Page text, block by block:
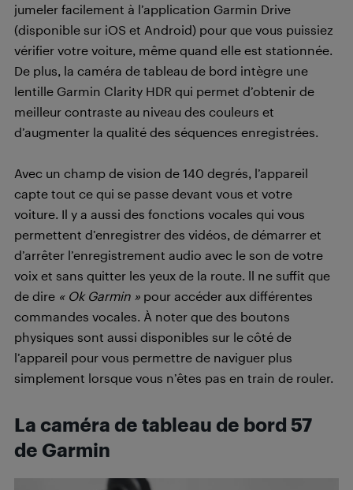
jumeler facilement à l’application Garmin Drive
(disponible sur iOS et Android) pour que vous puissiez
vérifier votre voiture, même quand elle est stationnée.
De plus, la caméra de tableau de bord intègre une
lentille Garmin Clarity HDR qui permet d’obtenir de
meilleur contraste au niveau des couleurs et
d’augmenter la qualité des séquences enregistrées.
Avec un champ de vision de 140 degrés, l’appareil
capte tout ce qui se passe devant vous et votre
voiture. Il y a aussi des fonctions vocales qui vous
permettent d’enregistrer des vidéos, de démarrer et
d’arrêter l’enregistrement audio avec le son de votre
voix et sans quitter les yeux de la route. ll ne suffit que
de dire « Ok Garmin » pour accéder aux différentes
commandes vocales. À noter que des boutons
physiques sont aussi disponibles sur le côté de
l’appareil pour vous permettre de naviguer plus
simplement lorsque vous n’êtes pas en train de rouler.
La caméra de tableau de bord 57
de Garmin